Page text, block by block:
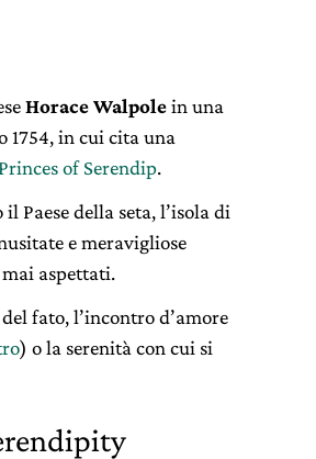
Horace Walpolein una
1754, in cui cita una
of Serendip.
Paese della seta, l’isola di
e meravigliose
mai aspettati.
fato, l’incontro d’amore
) o la serenità con cui si